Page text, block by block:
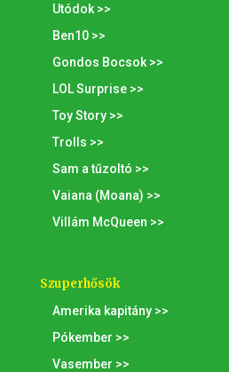
Utódok >>
Ben10 >>
Gondos Bocsok >>
LOL Surprise >>
Toy Story >>
Trolls >>
Sam a tűzoltó >>
Vaiana (Moana) >>
Villám McQueen >>
Szuperhősök
Amerika kapitány >>
Pókember >>
Vasember >>